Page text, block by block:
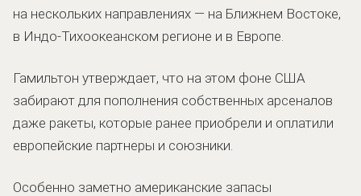
на нескольких направлениях — на Ближнем Востоке,
в Индо-Тихоокеанском регионе и в Европе.
Гамильтон утверждает, что на этом фоне США
забирают для пополнения собственных арсеналов
даже ракеты, которые ранее приобрели и оплатили
европейские партнеры и союзники.
Особенно заметно американские запасы